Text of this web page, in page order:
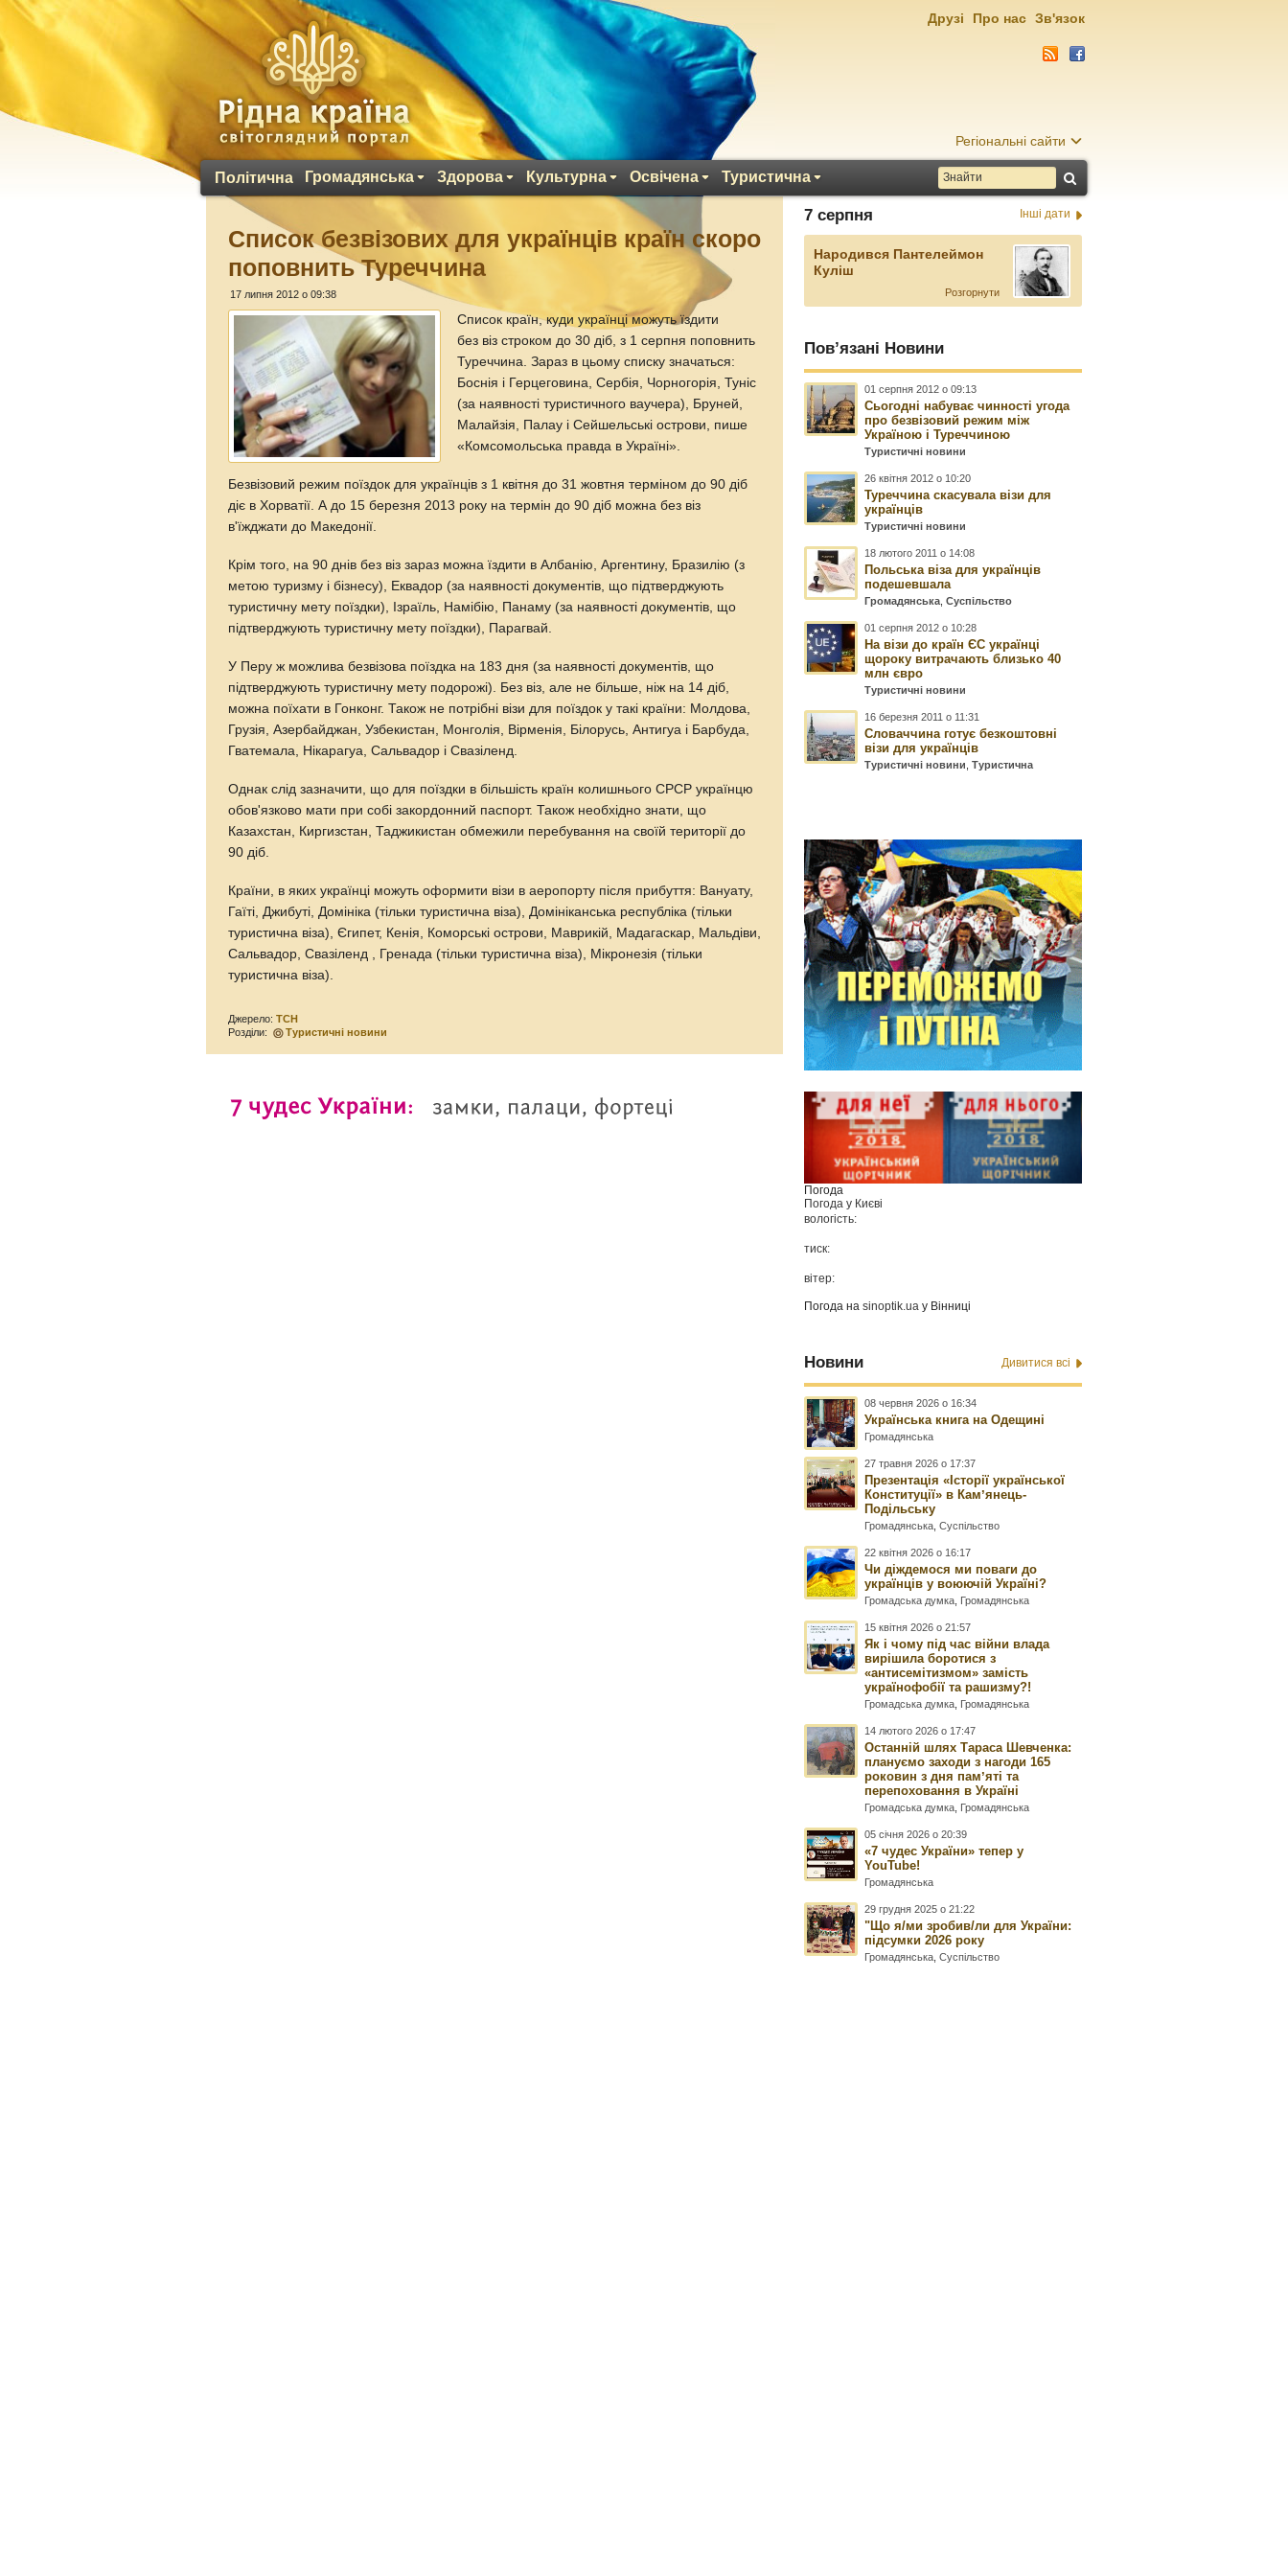
Регіональні сайти
Політична Громадянська Здорова Культурна Освічена Туристична
Друзі Про нас Зв'язок
Список безвізових для українців країн скоро
поповнить Туреччина
17 липня 2012 о 09:38
Список країн, куди українці можуть їздити
без віз строком до 30 діб, з 1 серпня поповнить
Туреччина. Зараз в цьому списку значаться:
Боснія і Герцеговина, Сербія, Чорногорія, Туніс
(за наявності туристичного ваучера), Бруней,
Малайзія, Палау і Сейшельські острови, пише
«Комсомольська правда в Україні».
Безвізовий режим поїздок для українців з 1 квітня до 31 жовтня терміном до 90 діб
діє в Хорватії. А до 15 березня 2013 року на термін до 90 діб можна без віз
в'їжджати до Македонії.
Крім того, на 90 днів без віз зараз можна їздити в Албанію, Аргентину, Бразилію (з
метою туризму і бізнесу), Еквадор (за наявності документів, що підтверджують
туристичну мету поїздки), Ізраїль, Намібію, Панаму (за наявності документів, що
підтверджують туристичну мету поїздки), Парагвай.
У Перу ж можлива безвізова поїздка на 183 дня (за наявності документів, що
підтверджують туристичну мету подорожі). Без віз, але не більше, ніж на 14 діб,
можна поїхати в Гонконг. Також не потрібні візи для поїздок у такі країни: Молдова,
Грузія, Азербайджан, Узбекистан, Монголія, Вірменія, Білорусь, Антигуа і Барбуда,
Гватемала, Нікарагуа, Сальвадор і Свазіленд.
Однак слід зазначити, що для поїздки в більшість країн колишнього СРСР українцю
обов'язково мати при собі закордонний паспорт. Також необхідно знати, що
Казахстан, Киргизстан, Таджикистан обмежили перебування на своїй території до
90 діб.
Країни, в яких українці можуть оформити візи в аеропорту після прибуття: Вануату,
Гаїті, Джибуті, Домініка (тільки туристична віза), Домініканська республіка (тільки
туристична віза), Єгипет, Кенія, Коморські острови, Маврикій, Мадагаскар, Мальдіви,
Сальвадор, Свазіленд , Гренада (тільки туристична віза), Мікронезія (тільки
туристична віза).
Джерело:ТСН
Розділи:
Туристичні новини
7 серпня Інші дати
Народився Пантелеймон
Куліш
Розгорнути
Пов’язані Новини
01 серпня 2012 о 09:13
Сьогодні набуває чинності угода
про безвізовий режим між
Україною і Туреччиною
Туристичні новини
26 квітня 2012 о 10:20
Туреччина скасувала візи для
українців
Туристичні новини
18 лютого 2011 о 14:08
Польська віза для українців
подешевшала
Громадянська ,Суспільство
01 серпня 2012 о 10:28
На візи до країн ЄС українці
щороку витрачають близько 40
млн євро
Туристичні новини
16 березня 2011 о 11:31
Словаччина готує безкоштовні
візи для українців
Туристичні новини ,Туристична
Погода
Погода у Києві
вологість:
тиск:
вітер:
Погода наsinoptik.ua у Вінниці
Новини Дивитися всі
08 червня 2026 о 16:34
Українська книга на Одещині
Громадянська
27 травня 2026 о 17:37
Презентація «Історії української
Конституції» в Камʼянець-
Подільську
Громадянська ,Суспільство
22 квітня 2026 о 16:17
Чи діждемося ми поваги до
українців у воюючій Україні?
Громадська думка Громадянська
15 квітня 2026 о 21:57
Як і чому під час війни влада
вирішила боротися з
«антисемітизмом» замість
українофобії та рашизму?!
Громадська думка Громадянська
14 лютого 2026 о 17:47
Останній шлях Тараса Шевченка:
плануємо заходи з нагоди 165
роковин з дня памʼяті та
перепоховання в Україні
Громадська думка Громадянська
05 січня 2026 о 20:39
«7 чудес України» тепер у
YouTube!
Громадянська
29 грудня 2025 о 21:22
"Що я/ми зробив/ли для України:
підсумки 2026 року
Громадянська ,Суспільство